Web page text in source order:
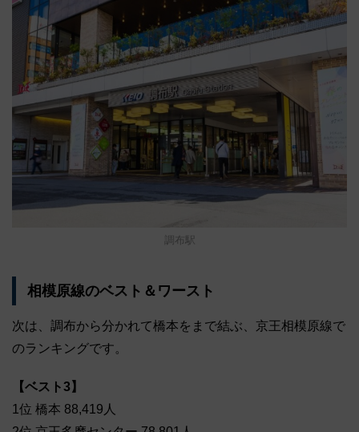
調布駅
相模原線のベスト＆ワースト
次は、調布から分かれて橋本をまで結ぶ、京王相模原線で
のランキングです。
【ベスト3】
1位 橋本 88,419人